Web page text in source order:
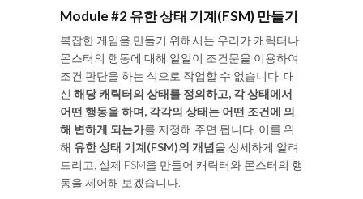
Module #2 유한 상태 기계(FSM) 만들기
복잡한 게임을 만들기 위해서는 우리가 캐릭터나
몬스터의 행동에 대해 일일이 조건문을 이용하여
조건 판단을 하는 식으로 작업할 수 없습니다. 대
신 해당 캐릭터의 상태를 정의하고, 각 상태에서
어떤 행동을 하며, 각각의 상태는 어떤 조건에 의
해 변하게 되는가를 지정해 주면 됩니다. 이를 위
해 유한 상태 기계(FSM)의 개념을 상세하게 알려
드리고, 실제 FSM을 만들어 캐릭터와 몬스터의 행
동을 제어해 보겠습니다.